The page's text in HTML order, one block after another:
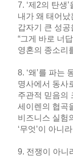
7. ‘제2의 탄생
내가 왜 태어
갑자기 큰 성
“그게 바로 너
영혼의 종소리
8. ‘왜’를 파는
명사에서 동사
주관적 믿음의
세이렌의 협곡
비즈니스 실험
‘무엇’이 아니
9. 전쟁이 아니